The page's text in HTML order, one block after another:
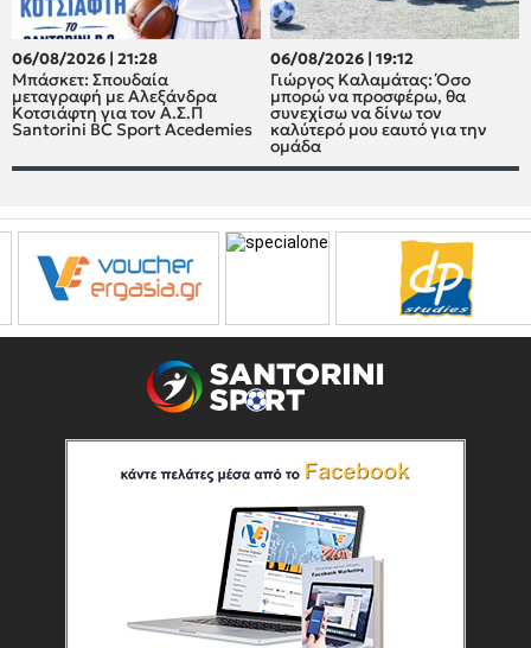
06/08/2026 | 21:28
Μπάσκετ: Σπουδαία
μεταγραφή με Αλεξάνδρα
Κοτσιάφτη για τον A.Σ.Π
Santorini BC Sport Acedemies
06/08/2026 | 19:12
Γιώργος Καλαμάτας: Όσο
μπορώ να προσφέρω, θα
συνεχίσω να δίνω τον
καλύτερό μου εαυτό για την
ομάδα